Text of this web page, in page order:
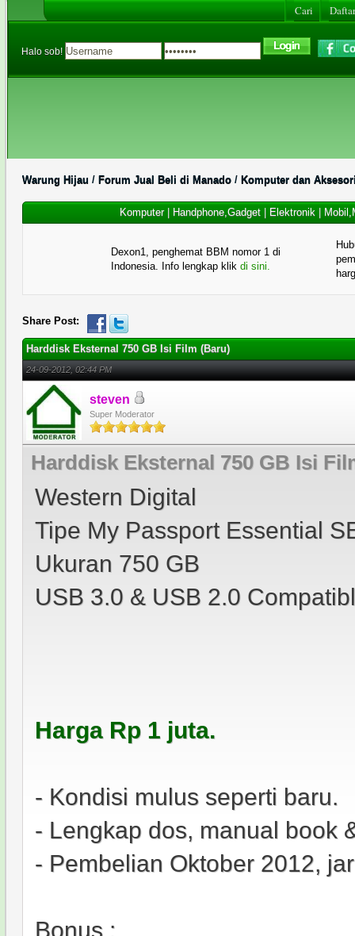
Cari
Halo sob!
Warung Hijau / Forum Jual Beli di Manado / Komputer dan
Komputer| Handphone,Gadget| Elektronik|
Dexon1, penghemat BBM nomor 1 di
Indonesia. Info lengkap klik di sini.
Share Post:
Harddisk Eksternal 750 GB Isi Film (Baru)
24-09-2012, 02:44 PM
steven
Super Moderator
Harddisk Eksternal 750 GB Isi
Western Digital
Tipe My Passport Essential
Ukuran 750 GB
USB 3.0 & USB 2.0
Harga Rp 1 juta.
- Kondisi mulus seperti baru.
- Lengkap dos, manual book
- Pembelian Oktober 2012,
Bonus :